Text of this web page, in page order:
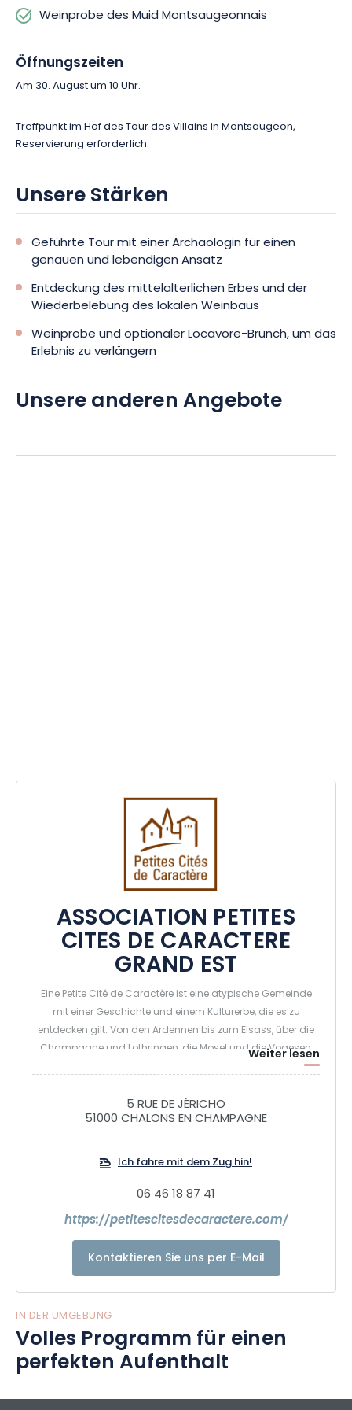
genießen.
Lassen Sie sich von dieser Auszeit zwischen Geschichte und
Gastronomie verführen und reservieren Sie Ihren Platz, um
Montsaugeon einmal anders zu entdecken.
Weinprobe des Muid Montsaugeonnais
Öffnungszeiten
Am 30. August um 10 Uhr.
Treffpunkt im Hof des Tour des Villains in Montsaugeon,
Reservierung erforderlich.
Unsere Stärken
Geführte Tour mit einer Archäologin für einen
genauen und lebendigen Ansatz
Entdeckung des mittelalterlichen Erbes und der
Wiederbelebung des lokalen Weinbaus
Weinprobe und optionaler Locavore-Brunch, um das
Erlebnis zu verlängern
Unsere anderen Angebote
ASSOCIATION PETITES
CITES DE CARACTERE
GRAND EST
Eine Petite Cité de Caractère ist eine atypische Gemeinde
mit einer Geschichte und einem Kulturerbe, die es zu
entdecken gilt. Von den Ardennen bis zum Elsass, über die
Champagne und Lothringen, die Mosel und die Vogesen,
außergewöhnliche Besichtigungen, verborgene Schätze
und charaktervolle Veranstaltungen. Nehmen Sie sich die
werden dort eine gewisse Lebenskunst zu schätzen wissen.
Weiter lesen
5 RUE DE JÉRICHO
51000 CHALONS EN CHAMPAGNE
Ich fahre mit dem Zug hin!
06 46 18 87 41
https://petitescitesdecaractere.com/
Kontaktieren Sie uns per E-Mail
IN DER UMGEBUNG
Volles Programm für einen
perfekten Aufenthalt